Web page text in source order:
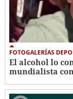
FOTOGALERÍAS
El alcohol lo
mundialista